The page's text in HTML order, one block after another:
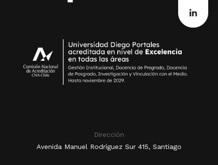
Dirección
Avenida Manuel Rodríguez Sur 415, Santiago